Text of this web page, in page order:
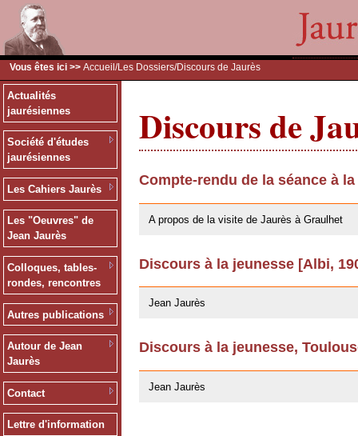
Vous êtes ici >> Accueil /Les Dossiers/Discours de Jaurès
Actualités
jaurésiennes
Société d'études
jaurésiennes
Les Cahiers Jaurès
Les "Oeuvres" de
Jean Jaurès
Colloques, tables-
rondes, rencontres
Autres publications
Autour de Jean
Jaurès
Contact
Lettre d'information
Discours de
Compte-rendu de la séance à
A propos de la visite de Jaurès à Graulhet
Discours à la jeunesse [Albi,
Jean Jaurès
Discours à la jeunesse,
Jean Jaurès